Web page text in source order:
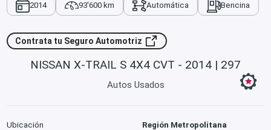
2014 93'600 km Automática Bencina
Contrata tu Seguro Automotriz
NISSAN X-TRAIL S 4X4 CVT - 2014 | 297
Autos Usados
Ubicación
Región Metropolitana